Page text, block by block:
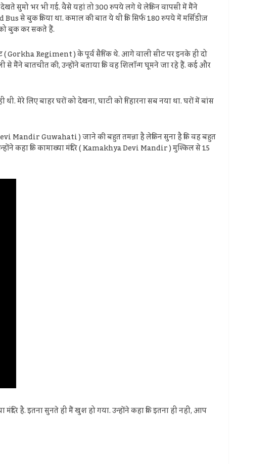
सुमो भर भी गई. वैसे यहां तो 300 रुपये लगे थे लेकिन वापसी में मैंने
से बुक किया था. कमाल की बात ये थी कि सिर्फ 180 रुपये में मर्सिडीज़
बुक कर सकते हैं.
( Gorkha Regiment ) के पूर्व सैनिक थे. आगे वाली सीट पर इनके ही दो
से मैंने बातचीत की, उन्होंने बताया कि वह शिलॉन्ग घूमने जा रहे हैं. कई और
मेरे लिए बाहर घरों को देखना, घाटी को निहारना सब नया था. घरों में बांस
Mandir Guwahati ) जाने की बहुत तमन्ना है लेकिन सुना है कि वह बहुत
कहा कि कामाख्या मंदिर ( Kamakhya Devi Mandir ) मुश्किल से 15
है. इतना सुनते ही मैं खुश हो गया. उन्होंने कहा कि इतना ही नहीं, आप